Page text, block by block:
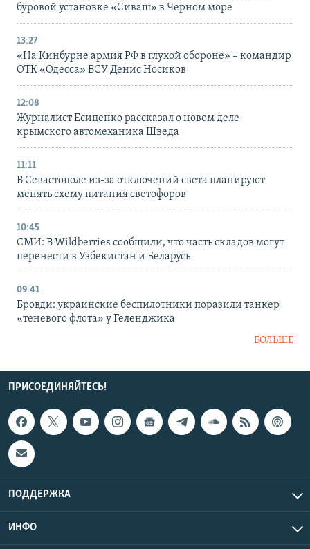
буровой установке «Сиваш» в Черном море
13:27
«На Кинбурне армия РФ в глухой обороне» – командир
ОТК «Одесса» ВСУ Денис Носиков
12:08
Журналист Есипенко рассказал о новом деле
крымского автомеханика Шведа
11:11
В Севастополе из-за отключений света планируют
менять схему питания светофоров
10:45
СМИ: В Wildberries сообщили, что часть складов могут
перенести в Узбекистан и Беларусь
09:41
Бровди: украинские беспилотники поразили танкер
«теневого флота» у Геленджика
БОЛЬШЕ
ПРИСОЕДИНЯЙТЕСЬ!
ПОДДЕРЖКА
ИНФО